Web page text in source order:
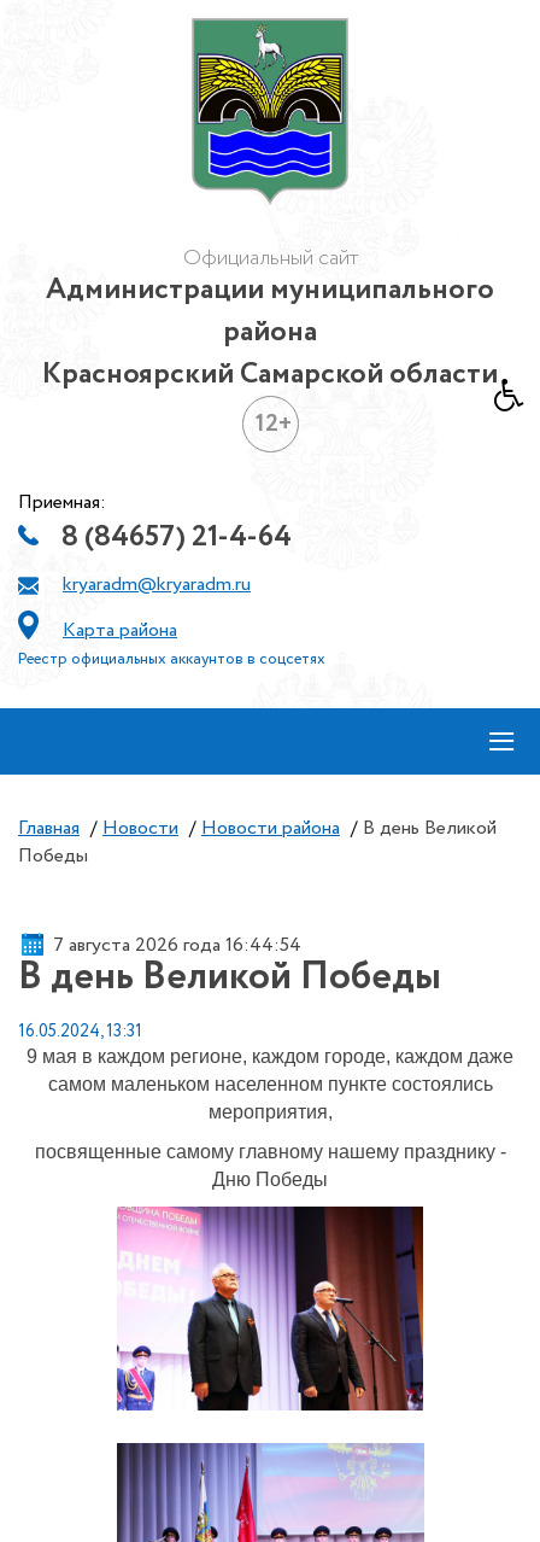
Официальный сайт
Администрации муниципального
района
Красноярский Самарской области
12+
Приемная:
8 (84657) 21-4-64
kryaradm@kryaradm.ru
Карта района
Реестр официальных аккаунтов в соцсетях
≡
Главная / Новости / Новости района / В день Великой
Победы
7 августа 2026 года 16:44:54
В день Великой Победы
16.05.2024, 13:31
9 мая в каждом регионе, каждом городе, каждом даже
самом маленьком населенном пункте состоялись
мероприятия,
посвященные самому главному нашему празднику -
Дню Победы